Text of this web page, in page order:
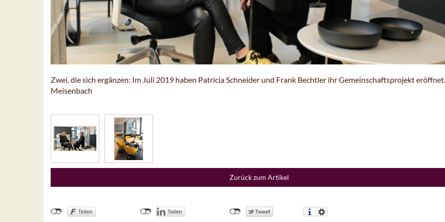
Zwei, die sich ergänzen: Im Juli 2019 haben Patricia Schneider und Frank Bechtler ihr Gemeinschaftsprojekt
Meisenbach
Zurück zum Artikel